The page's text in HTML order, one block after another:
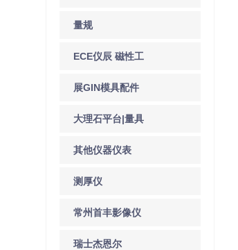
量规
ECE仪辰 磁性工
具系列
展GIN模具配件
大理石平台|量具
量仪系列
其他仪器仪表
测厚仪
常州首丰影像仪
瑞士杰恩尔